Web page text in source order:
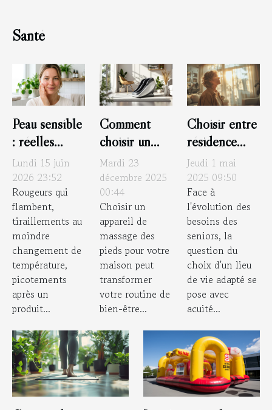
Santé
Peau sensible
: réelles
innovations
ou nouveaux
arguments
marketing ?
Lundi 15 juin
2026 23:52
Rougeurs qui
flambent,
tiraillements au
moindre
changement de
température,
picotements
après un
produit...
Comment
choisir un
appareil de
massage des
pieds pour
votre maison
?
Mardi 23
décembre 2025
00:44
Choisir un
appareil de
massage des
pieds pour votre
maison peut
transformer
votre routine de
bien-être...
Choisir entre
résidence
autonomie et
EHPAD :
critères et
conseils
Jeudi 1 mai
2025 09:50
Face à
l'évolution des
besoins des
seniors, la
question du
choix d'un lieu
de vie adapté se
pose avec
acuité...